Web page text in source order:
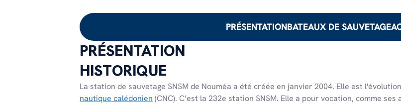
PRÉSENTATIONBATEAUX DE SAUVETAGE
PRÉSENTATION
HISTORIQUE
La station de sauvetage SNSM de Nouméa a été créée en janvier 2004. Elle est
nautique calédonien (CNC). C’est la 232e station SNSM. Elle a pour vocation, comme